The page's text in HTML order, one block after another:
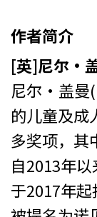
作者简介
[英]尼尔·
尼尔·盖曼
的儿童及成
多奖项，其
自2013年
于2017年起